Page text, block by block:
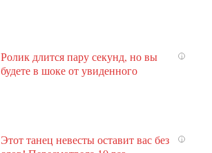
i
Ролик длится пару секунд, но вы
будете в шоке от увиденного
i
Этот танец невесты оставит вас без